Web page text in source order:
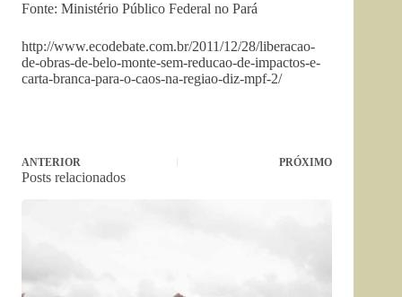
Fonte: Ministério Público Federal no Pará
http://www.ecodebate.com.br/2011/12/28/liberacao-
de-obras-de-belo-monte-sem-reducao-de-impactos-e-
carta-branca-para-o-caos-na-regiao-diz-mpf-2/
ANTERIOR PRÓXIMO
Posts relacionados